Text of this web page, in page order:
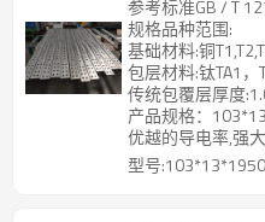
参考标准GB / T
规格品种范围:
基础材料:铜
包层材料:钛TA1，
传统包覆层厚度
产品规格：
优越的导电率,强
型号